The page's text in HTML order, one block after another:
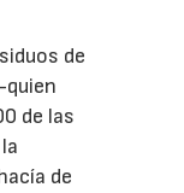
de
de las
de